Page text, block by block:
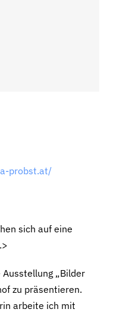
probst.at/
sich auf eine
„Bilder
zu präsentieren.
arbeite ich mit